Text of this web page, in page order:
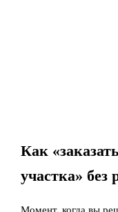
Как
участка» без
Момент, когда вы